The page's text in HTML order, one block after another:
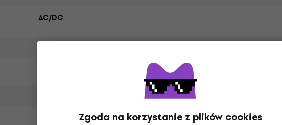
Zgoda na korzystanie z plików cookies
AC/DC